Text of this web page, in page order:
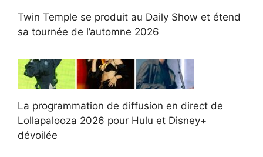
Twin Temple se produit au Daily Show et étend
sa tournée de l’automne 2026
La programmation de diffusion en direct de
Lollapalooza 2026 pour Hulu et Disney+
dévoilée